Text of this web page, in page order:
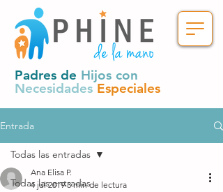
Padres de Hijos con
Necesidades Especiales
Entrada
Todas las entradas
Todas las entradas
Ana Elisa P.
4 jul 2019 3 min de lectura